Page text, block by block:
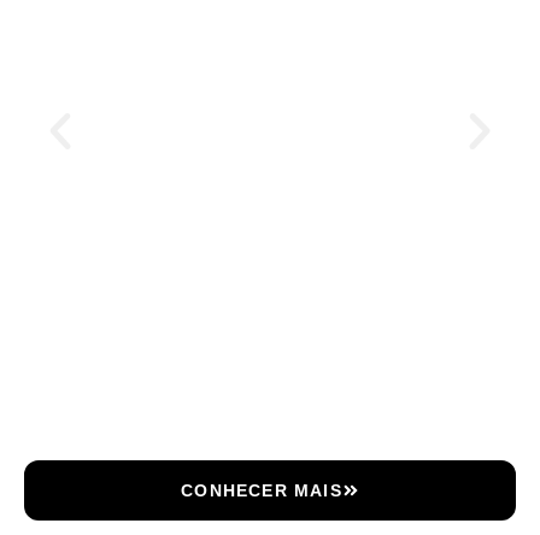
CONHECER MAIS